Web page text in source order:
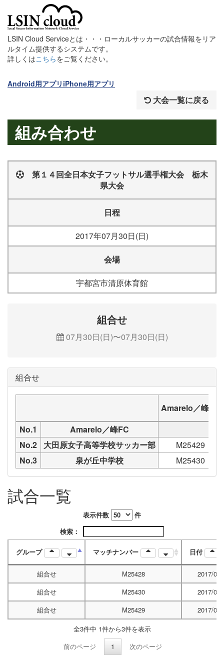
LSIN Cloud Serviceとは・・・ローカルサッカーの試合情報をリア
ルタイム提供するシステムです。
詳しくはこちらをご覧ください。
Android用アプリ iPhone用アプリ
大会一覧に戻る
組み合わせ
第１４回全日本女子フットサル選手権大会 栃木
県大会
日程
2017年07月30日(日)
会場
宇都宮市清原体育館
組合せ
07月30日(日)〜07月30日(日)
組合せ
Amarelo／峰FC
No.1
Amarelo／峰FC
No.2
大田原女子高等学校サッカー部
M25429
No.3
泉が丘中学校 M25430
試合一覧
表示件数
件
検索：
グループ マッチナンバー 日付
組合せ M25428
2017/07/
組合せ
M25430
2017/07/
組合せ
M25429
2017/07/
全3件中 1件から3件を表示
前のページ
1 次のページ